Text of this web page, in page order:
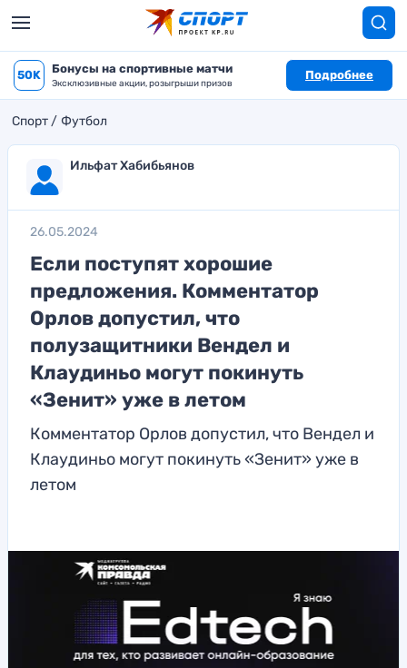
50K Бонусы на спортивные матчи
Эксклюзивные акции, розыгрыши призов
Подробнее
Спорт Футбол
Ильфат Хабибьянов
26.05.2024
Если поступят хорошие
предложения. Комментатор
Орлов допустил, что
полузащитники Вендел и
Клаудиньо могут покинуть
«Зенит» уже в летом
Комментатор Орлов допустил, что Вендел и
Клаудиньо могут покинуть «Зенит» уже в
летом